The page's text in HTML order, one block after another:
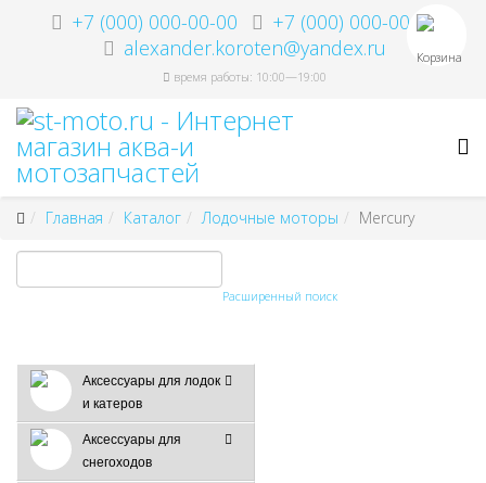
+7 (000) 000-00-00
+7 (000) 000-00-00
alexander.koroten@yandex.ru
время работы: 10:00—19:00
Корзина
Главная Каталог Лодочные моторы Mercury
Расширенный поиск
Аксессуары для лодок
и катеров
Аксессуары для
снегоходов